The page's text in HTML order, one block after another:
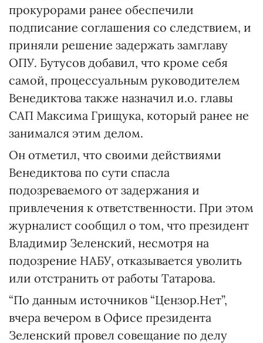
прокурорами ранее обеспечили
подписание соглашения со следствием, и
приняли решение задержать замглаву
ОПУ. Бутусов добавил, что кроме себя
самой, процессуальным руководителем
Венедиктова также назначил и.о. главы
САП Максима Грищука, который ранее не
занимался этим делом.
Он отметил, что своими действиями
Венедиктова по сути спасла
подозреваемого от задержания и
привлечения к ответственности. При этом
журналист сообщил о том, что президент
Владимир Зеленский, несмотря на
подозрение НАБУ, отказывается уволить
или отстранить от работы Татарова.
“По данным источников “Цензор.Нет”,
вчера вечером в Офисе президента
Зеленский провел совещание по делу